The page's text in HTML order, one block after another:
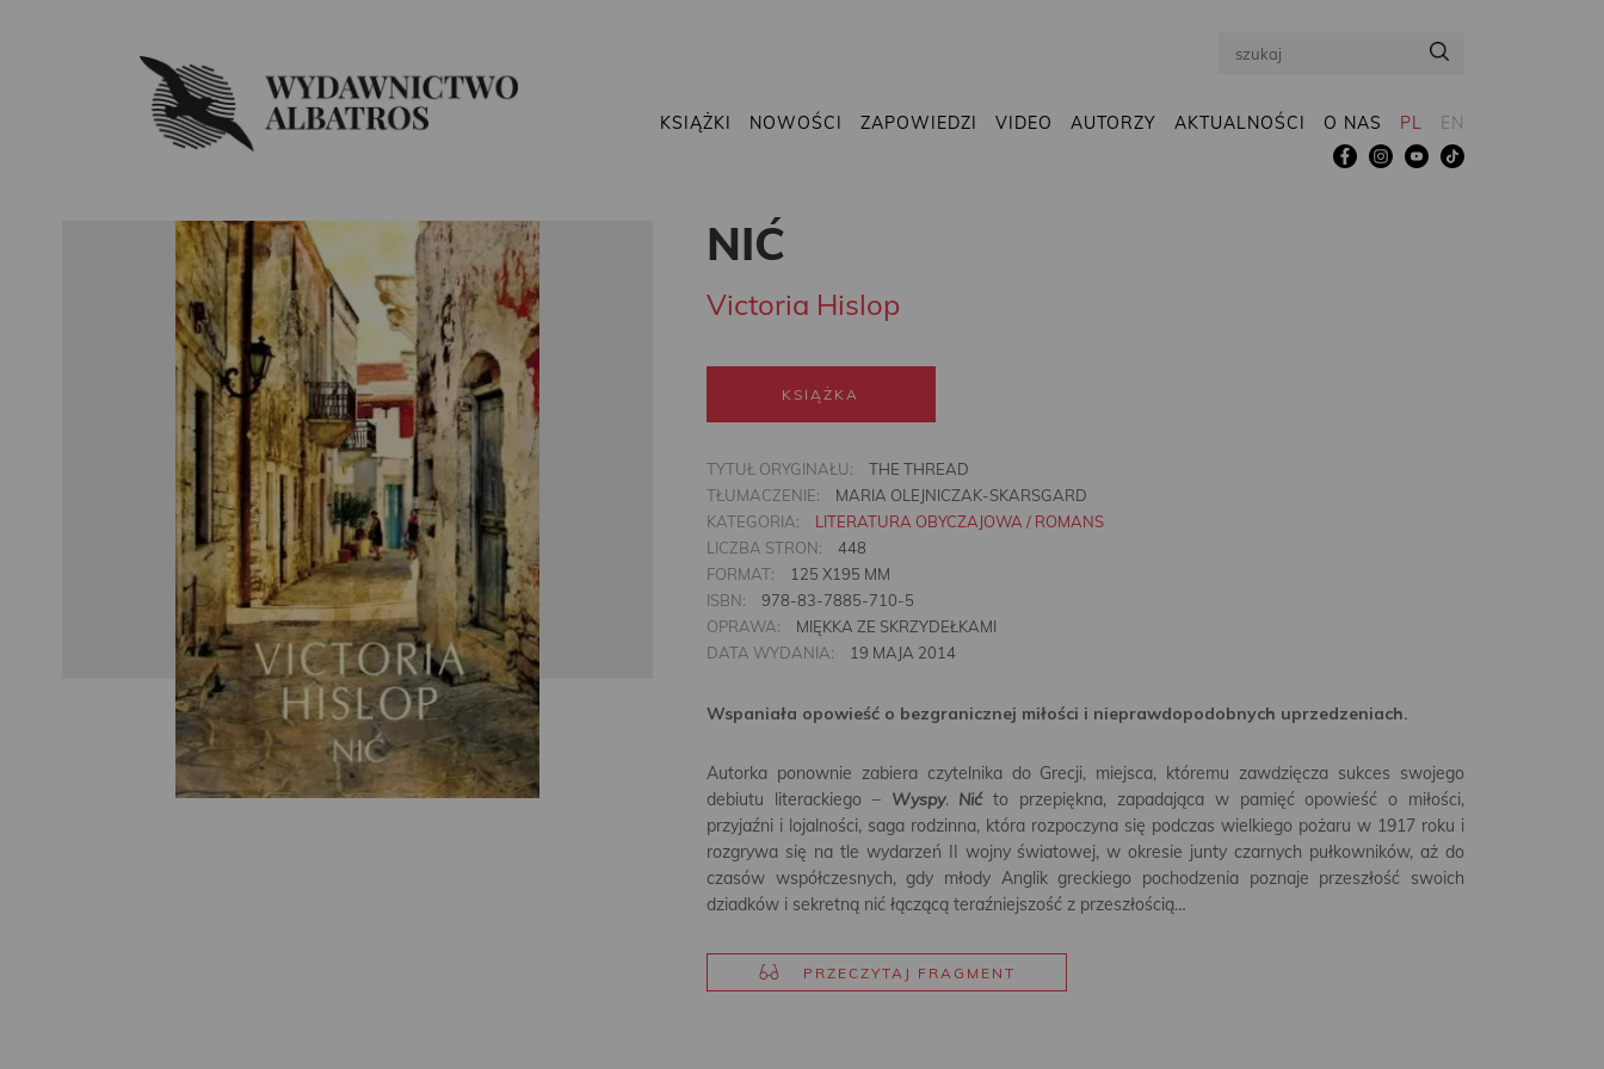
Search
KSIĄŻKI NOWOŚCI ZAPOWIEDZI VIDEO AUTORZY AKTUALNOŚCI O NAS PL EN
NIĆ
Victoria Hislop
KSIĄŻKA
TYTUŁ ORYGINAŁU:
THE THREAD
TŁUMACZENIE:
MARIA OLEJNICZAK-SKARSGARD
KATEGORIA:
LITERATURA OBYCZAJOWA / ROMANS
LICZBA STRON:
448
FORMAT:
125 X195 MM
ISBN:
978-83-7885-710-5
OPRAWA:
MIĘKKA ZE SKRZYDEŁKAMI
DATA WYDANIA:
19 MAJA 2014
Wspaniała opowieść o bezgranicznej miłości i nieprawdopodobnych uprzedzeniach.
Autorka ponownie zabiera czytelnika do Grecji, miejsca, któremu zawdzięcza sukces swojego
debiutu literackiego – Wyspy. Nić to przepiękna, zapadająca w pamięć opowieść o miłości,
przyjaźni i lojalności, saga rodzinna, która rozpoczyna się podczas wielkiego pożaru w 1917 roku i
rozgrywa się na tle wydarzeń II wojny światowej, w okresie junty czarnych pułkowników, aż do
czasów współczesnych, gdy młody Anglik greckiego pochodzenia poznaje przeszłość swoich
dziadków i sekretną nić łączącą teraźniejszość z przeszłością…
PRZECZYTAJ FRAGMENT